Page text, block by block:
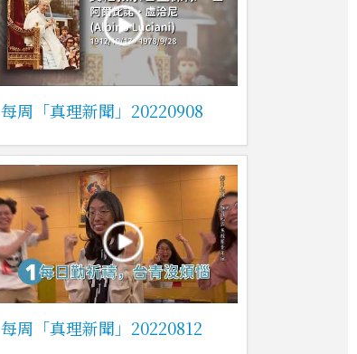
每周「真理新聞」20220908
每周「真理新聞」20220812